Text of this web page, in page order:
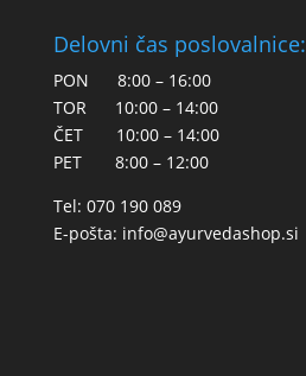
Delovni čas poslovalnice:
PON 8:00 – 16:00
TOR 10:00 – 14:00
ČET 10:00 – 14:00
PET 8:00 – 12:00
Tel: 070 190 089
E-pošta: info@ayurvedashop.si